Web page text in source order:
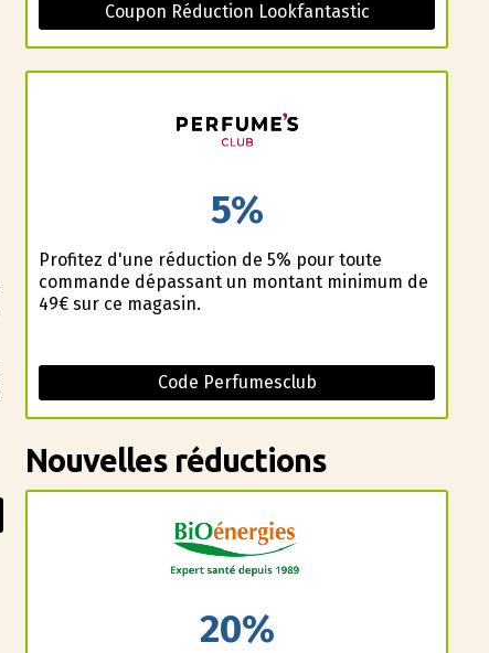
Coupon Réduction Lookfantastic
5%
Profitez d'une réduction de 5% pour toute
commande dépassant un montant minimum de
49€ sur ce magasin.
Code Perfumesclub
Nouvelles réductions
20%